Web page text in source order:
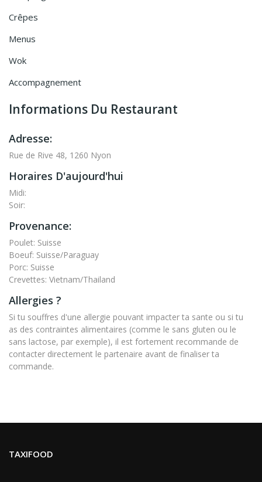
Crêpes
Menus
Wok
Accompagnement
Informations Du Restaurant
Adresse:
Rue de Rive 48, 1260 Nyon
Horaires D'aujourd'hui
Midi:
Soir:
Provenance:
Poulet: Suisse
Boeuf: Suisse/Paraguay
Porc: Suisse
Crevettes: Vietnam/Thailand
Allergies ?
Si tu souffres d'une allergie pouvant impacter ta sante ou si tu
as des contraintes alimentaires (comme le sans gluten ou le
sans lactose, par exemple), il est fortement recommande de
contacter directement le partenaire avant de finaliser ta
commande.
TAXIFOOD